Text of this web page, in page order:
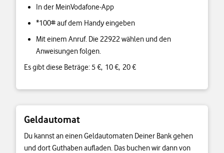
In der MeinVodafone-App
*100# auf dem Handy eingeben
Mit einem Anruf. Die 22922 wählen und den
Anweisungen folgen.
Es gibt diese Beträge: 5 €, 10 €, 20 €
Geldautomat
Du kannst an einen Geldautomaten Deiner Bank gehen
und dort Guthaben aufladen. Das buchen wir dann von